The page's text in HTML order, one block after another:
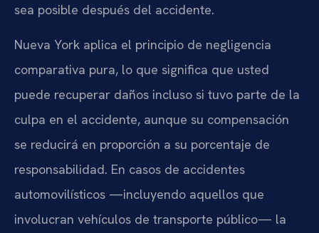
sea posible después del accidente.
Nueva York aplica el principio de negligencia
comparativa pura, lo que significa que usted
puede recuperar daños incluso si tuvo parte de la
culpa en el accidente, aunque su compensación
se reducirá en proporción a su porcentaje de
responsabilidad. En casos de accidentes
automovilísticos —incluyendo aquellos que
involucran vehículos de transporte público— la